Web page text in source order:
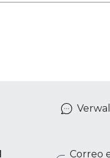
Correo